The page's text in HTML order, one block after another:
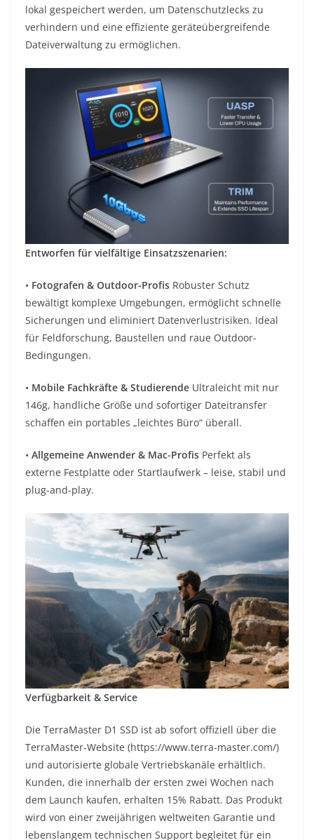
lokal gespeichert werden, um Datenschutzlecks zu
verhindern und eine effiziente geräteübergreifende
Dateiverwaltung zu ermöglichen.
Entworfen für vielfältige Einsatzszenarien:
• Fotografen & Outdoor-Profis Robuster Schutz
bewältigt komplexe Umgebungen, ermöglicht schnelle
Sicherungen und eliminiert Datenverlustrisiken. Ideal
für Feldforschung, Baustellen und raue Outdoor-
Bedingungen.
• Mobile Fachkräfte & Studierende Ultraleicht mit nur
146g, handliche Größe und sofortiger Dateitransfer
schaffen ein portables „leichtes Büro“ überall.
• Allgemeine Anwender & Mac-Profis Perfekt als
externe Festplatte oder Startlaufwerk – leise, stabil und
plug-and-play.
Verfügbarkeit & Service
Die TerraMaster D1 SSD ist ab sofort offiziell über die
TerraMaster-Website (https://www.terra-master.com/)
und autorisierte globale Vertriebskanäle erhältlich.
Kunden, die innerhalb der ersten zwei Wochen nach
dem Launch kaufen, erhalten 15% Rabatt. Das Produkt
wird von einer zweijährigen weltweiten Garantie und
lebenslangem technischen Support begleitet für ein